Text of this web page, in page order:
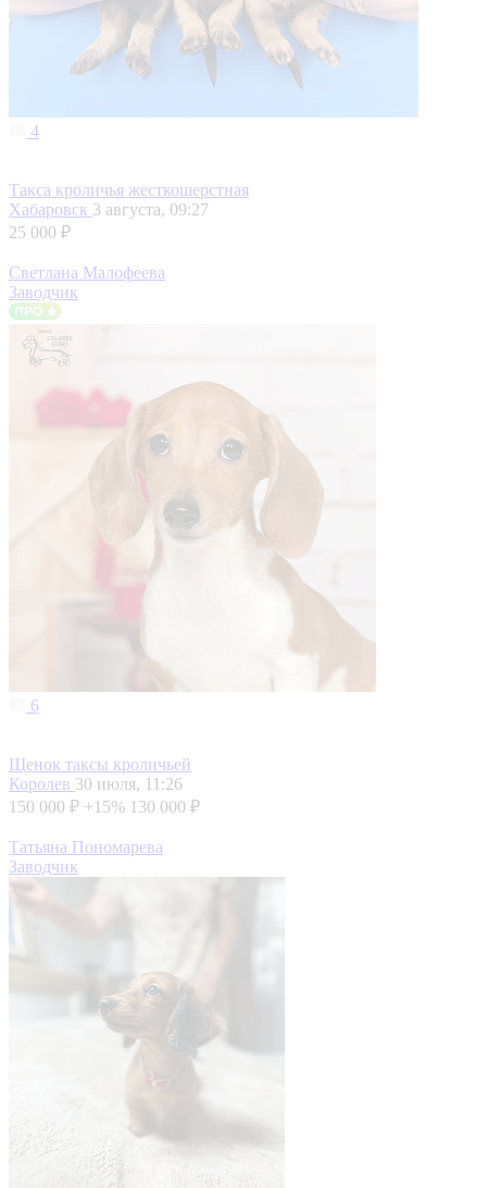
4
Такса кроличья жесткошерстная
Хабаровск 3 августа, 09:27
25 000 ₽
Светлана Малофеева
Заводчик
6
Щенок таксы кроличьей
Королев 30 июля, 11:26
150 000 ₽ +15% 130 000 ₽
Татьяна Пономарева
Заводчик